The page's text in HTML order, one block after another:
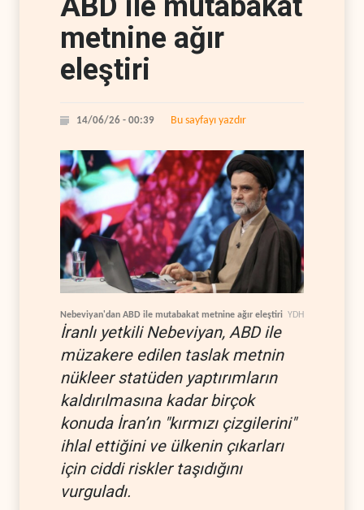
metnine ağır
eleştiri
14/06/26 - 00:39 Bu sayfayı yazdır
Nebeviyan'dan ABD ile mutabakat metnine ağır eleştiri YDH
İranlı yetkili Nebeviyan, ABD ile
müzakere edilen taslak metnin
nükleer statüden yaptırımların
kaldırılmasına kadar birçok
konuda İran’ın "kırmızı çizgilerini"
ihlal ettiğini ve ülkenin çıkarları
için ciddi riskler taşıdığını
vurguladı.